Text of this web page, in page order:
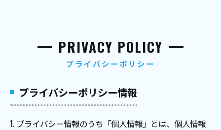
プライバシーポリシー
PRIVACY POLICY
プライバシーポリシー情報
1. プライバシー情報のうち「個人情報」とは、個人情報